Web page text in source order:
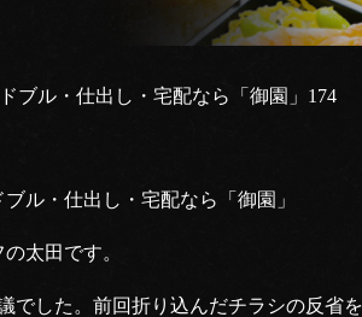
ブル・仕出し・宅配なら「御園」174
ル・仕出し・宅配なら「御園」
太田です。
でした。前回折り込んだチラシの反省